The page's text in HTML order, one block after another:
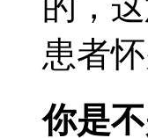
患者
你是